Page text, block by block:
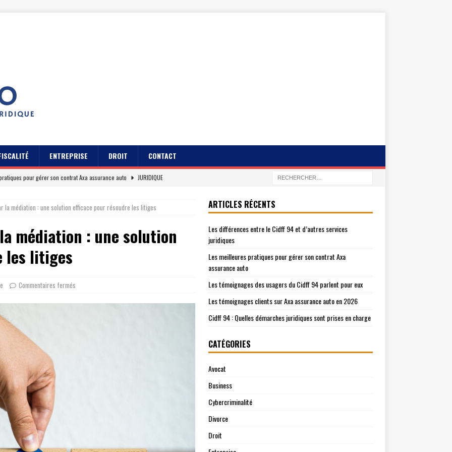
ENTREPRISE DROIT CONTACT
pour gérer son contrat Axa assurance auto
JURIDIQUE
clients sur Axa assurance auto en 2026
EREPUTATION
démarches juridiques sont prises en charge
JURIDIQUE
le Cidff 94 et d’autres services juridiques JURIDIQUE
la médiation : une solution efficace pour résoudre les litiges
médiation : une solution
les litiges
Commentaires fermés
ARTICLES RÉCENTS
Les différences entre le Cidff 94 et d’autres services
juridiques
Les meilleures pratiques pour gérer son contrat Axa
assurance auto
Les témoignages des usagers du Cidff 94 parlent pour eux
Les témoignages clients sur Axa assurance auto en 2026
Cidff 94 : Quelles démarches juridiques sont prises en charge
CATÉGORIES
Avocat
Business
Cybercriminalité
Divorce
Droit